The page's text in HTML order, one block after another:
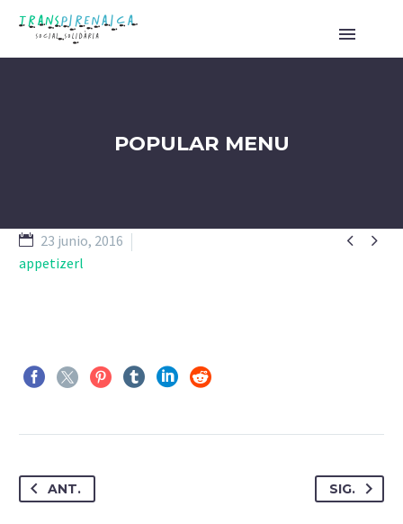
POPULAR MENU
 
23 junio, 2016
appetizerl
ANT. SIG.